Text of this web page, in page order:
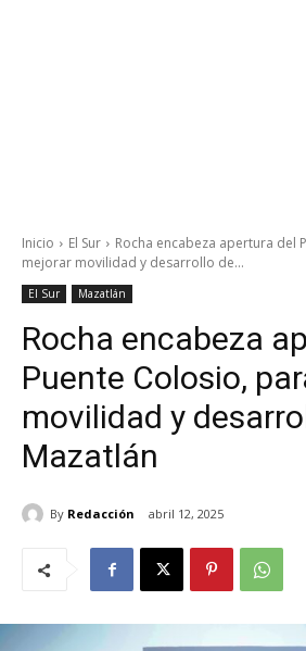
Inicio El Sur
Rocha encabeza apertura del
mejorar movilidad y desarrollo de...
El Sur Mazatlán
Rocha encabeza
Puente Colosio,
movilidad y
Mazatlán
By Redacción abril 12, 2025